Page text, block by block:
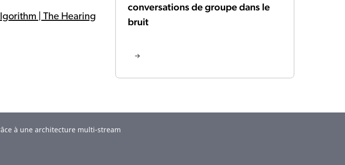
| The Hearing
conversations de groupe dans le
bruit
à une architecture multi-stream